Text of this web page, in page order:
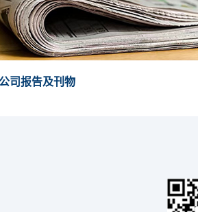
司报告及刊物